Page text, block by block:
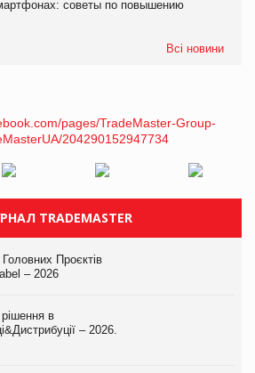
советы по повышению
Всі новини
TRADEMASTER
Головних Проєктів
– 2026
в
– 2026.